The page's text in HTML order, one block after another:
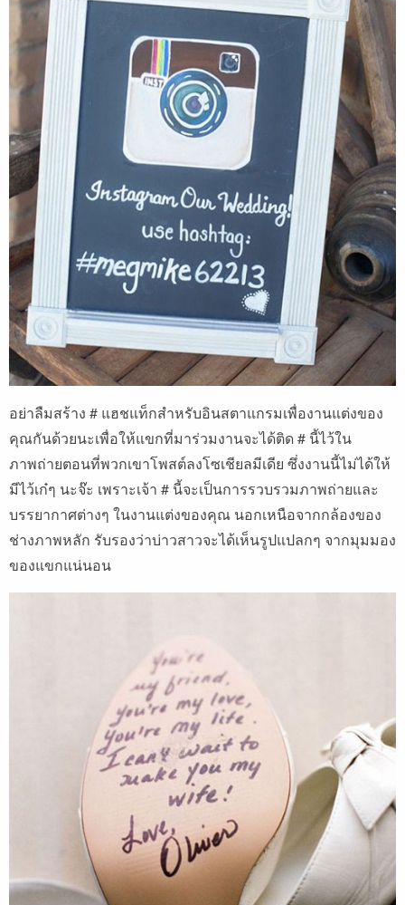
อย่าลืมสร้าง # แฮชแท็กสำหรับอินสตาแกรมเพื่องานแต่งของ
คุณกันด้วยนะเพื่อให้แขกที่มาร่วมงานจะได้ติด # นี้ไว้ใน
ภาพถ่ายตอนที่พวกเขาโพสต์ลงโซเชียลมีเดีย ซึ่งงานนี้ไม่ได้ให้
มีไว้เก๋ๆ นะจ๊ะ เพราะเจ้า # นี้จะเป็นการรวบรวมภาพถ่ายและ
บรรยากาศต่างๆ ในงานแต่งของคุณ นอกเหนือจากกล้องของ
ช่างภาพหลัก รับรองว่าบ่าวสาวจะได้เห็นรูปแปลกๆ จากมุมมอง
ของแขกแน่นอน